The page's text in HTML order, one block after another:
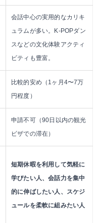
会話中心の実用的なカリキ
ュラムが多い。K-POPダン
スなどの文化体験アクティ
ビティも豊富。
比較的安め（1ヶ月4〜7万
円程度）
申請不可（90日以内の観光
ビザでの滞在）
短期休暇を利用して気軽に
学びたい人、会話力を集中
的に伸ばしたい人、スケジ
ュールを柔軟に組みたい人